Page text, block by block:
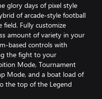
glory days of pixel style
of arcade-style football
Fully customize
amount of variety in your
based controls with
the fight to your
Mode, Tournament
Mode, and a boat load of
the top of the Legend